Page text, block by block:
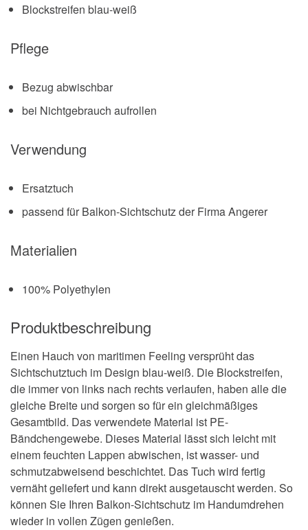
Blockstreifen blau-weiß
Pflege
Bezug abwischbar
bei Nichtgebrauch aufrollen
Verwendung
Ersatztuch
passend für Balkon-Sichtschutz der Firma Angerer
Materialien
100% Polyethylen
Produktbeschreibung
Einen Hauch von maritimen Feeling versprüht das
Sichtschutztuch im Design blau-weiß. Die Blockstreifen,
die immer von links nach rechts verlaufen, haben alle die
gleiche Breite und sorgen so für ein gleichmäßiges
Gesamtbild. Das verwendete Material ist PE-
Bändchengewebe. Dieses Material lässt sich leicht mit
einem feuchten Lappen abwischen, ist wasser- und
schmutzabweisend beschichtet. Das Tuch wird fertig
vernäht geliefert und kann direkt ausgetauscht werden. So
können Sie Ihren Balkon-Sichtschutz im Handumdrehen
wieder in vollen Zügen genießen.